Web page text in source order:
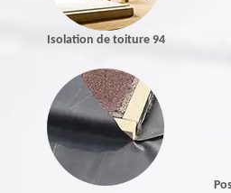
Isolation de toiture 94